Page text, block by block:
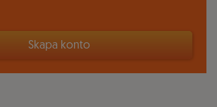
Skapa konto